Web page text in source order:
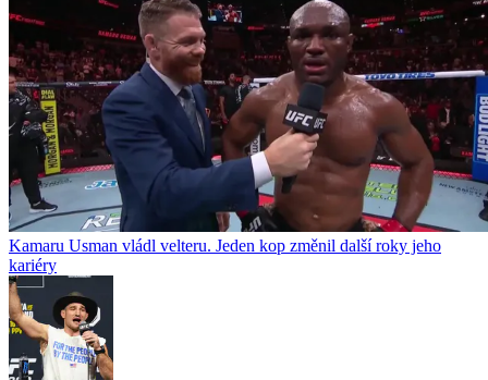
Kamaru Usman vládl velteru. Jeden kop změnil další roky jeho
kariéry